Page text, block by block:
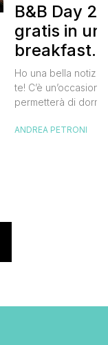
B&B Day
gratis in un
breakfast.
gratis
Ho una bella
te! C’è
permetterà di
meravigliosi del
ANDREA PETRONI